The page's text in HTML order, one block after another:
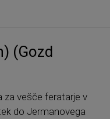
(Gozd
za vešče feratarje v
do Jermanovega